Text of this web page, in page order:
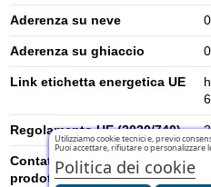
Aderenza su neve 0
Aderenza su ghiaccio 0
Link etichetta energetica UE
Regolamento UE (2020/740)
Contatti per la sicurezza del
prodotto
Utilizziamo cookie tecnici e, previo
Puoi accettare, rifiutare o personalizzare
Politica dei cookie